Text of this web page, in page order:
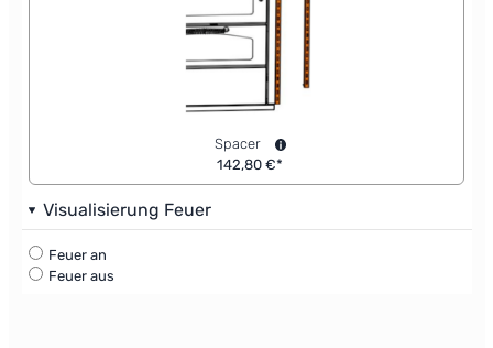
Spacer
142,80 €*
Visualisierung Feuer
Feuer an
Feuer aus